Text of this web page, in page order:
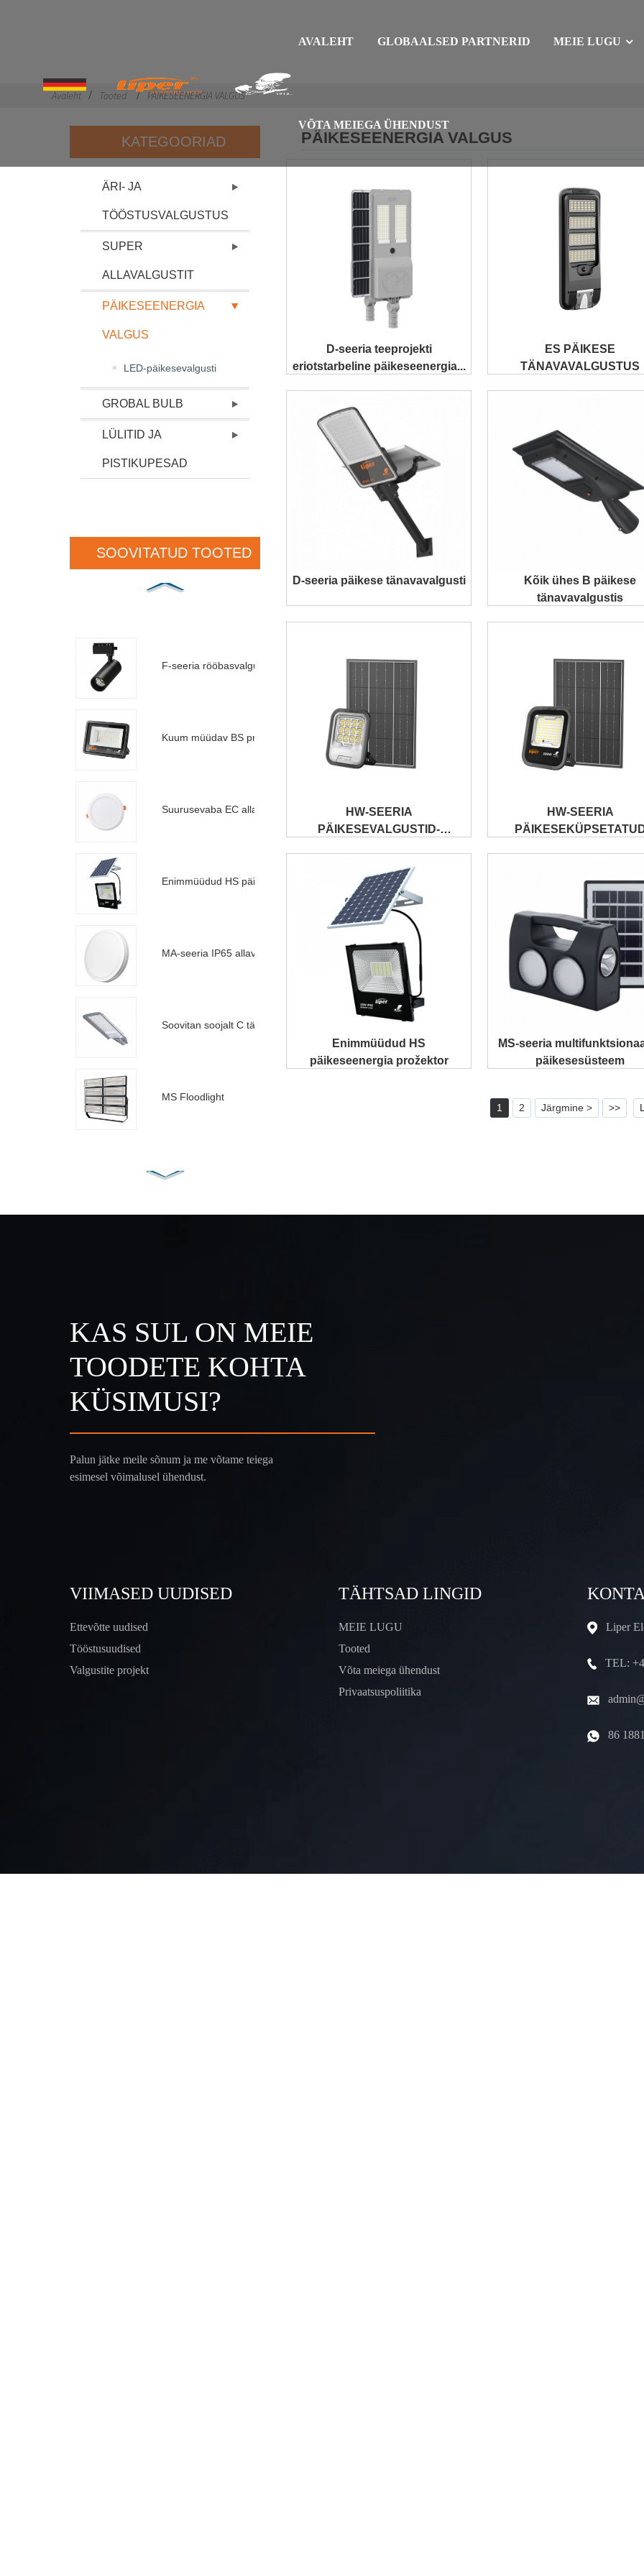
AVALEHT GLOBAALSED PARTNERID MEIE LUGU
VÕTA MEIEGA ÜHENDUST
Avaleht Tooted PÄIKESEENERGIA VALGUS
KATEGOORIAD
ÄRI- JA
TÖÖSTUSVALGUSTUS
SUPER
ALLAVALGUSTIT
PÄIKESEENERGIA
VALGUS
LED-päikesevalgusti
GROBAL BULB
LÜLITID JA
PISTIKUPESAD
SOOVITATUD TOOTED
F-seeria rööbasvalgusti
Kuum müüdav BS prožektor
Suurusevaba EC allavalgusti
MS Floodlight
PÄIKESEENERGIA VALGUS
D-seeria teeprojekti
eriotstarbeline päikeseenergia...
ES PÄIKESE
TÄNAVAVALGUSTUS
D-seeria päikese tänavavalgusti
Kõik ühes B päikese
tänavavalgustis
HW-SEERIA
PÄIKESEVALGUSTID-
HW-SEERIA
Enimmüüdud HS
päikeseenergia prožektor
MS-seeria
päikesesüsteem
1 2 Järgmine > >>
KAS SUL ON MEIE
TOODETE KOHTA
KÜSIMUSI?
Palun jätke meile sõnum ja me võtame teiega
esimesel võimalusel ühendust.
VIIMASED UUDISED
Ettevõtte uudised
Tööstusuudised
Valgustite projekt
TÄHTSAD LINGID
MEIE LUGU
Tooted
Võta meiega ühendust
Privaatsuspoliitika
Liper
TEL:
86